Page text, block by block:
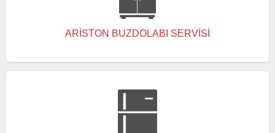
ARISTON BUZDOLABI SERVISI